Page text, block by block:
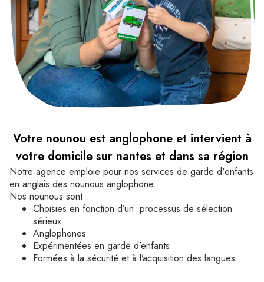
Votre nounou est anglophone et intervient à
votre domicile sur nantes et dans sa région
Notre agence emploie pour nos services de garde d'enfants
en anglais des nounous anglophone.
Nos nounous sont :
Choisies en fonction d’un processus de sélection
sérieux
Anglophones
Expérimentées en garde d’enfants
Formées à la sécurité et à l’acquisition des langues